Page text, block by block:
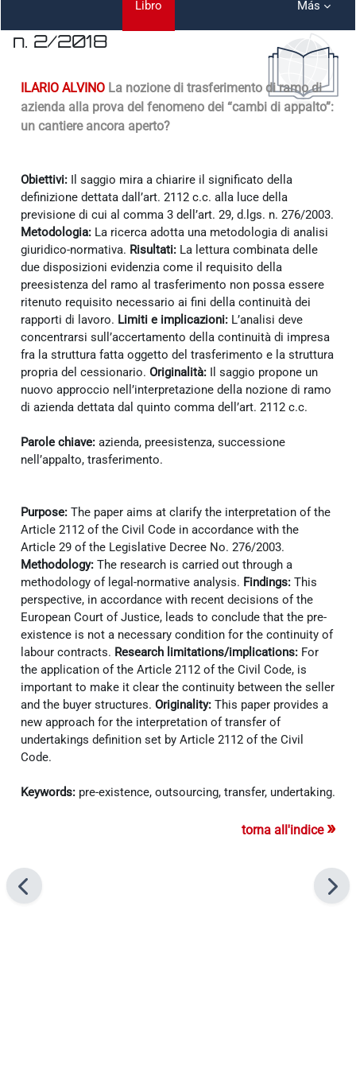
Libro Más
n. 2/2018
ILARIO ALVINO La nozione di trasferimento di ramo di
azienda alla prova del fenomeno dei “cambi di appalto”:
un cantiere ancora aperto?
Obiettivi: Il saggio mira a chiarire il significato della
definizione dettata dall’art. 2112 c.c. alla luce della
previsione di cui al comma 3 dell’art. 29, d.lgs. n. 276/2003.
Metodologia: La ricerca adotta una metodologia di analisi
giuridico-normativa. Risultati: La lettura combinata delle
due disposizioni evidenzia come il requisito della
preesistenza del ramo al trasferimento non possa essere
ritenuto requisito necessario ai fini della continuità dei
rapporti di lavoro. Limiti e implicazioni: L’analisi deve
concentrarsi sull’accertamento della continuità di impresa
fra la struttura fatta oggetto del trasferimento e la struttura
propria del cessionario. Originalità: Il saggio propone un
nuovo approccio nell’interpretazione della nozione di ramo
di azienda dettata dal quinto comma dell’art. 2112 c.c.
Parole chiave: azienda, preesistenza, successione
nell’appalto, trasferimento.
Purpose: The paper aims at clarify the interpretation of the
Article 2112 of the Civil Code in accordance with the
Article 29 of the Legislative Decree No. 276/2003.
Methodology: The research is carried out through a
methodology of legal-normative analysis. Findings: This
perspective, in accordance with recent decisions of the
European Court of Justice, leads to conclude that the pre-
existence is not a necessary condition for the continuity of
labour contracts. Research limitations/implications: For
the application of the Article 2112 of the Civil Code, is
important to make it clear the continuity between the seller
and the buyer structures. Originality: This paper provides a
new approach for the interpretation of transfer of
undertakings definition set by Article 2112 of the Civil
Code.
Keywords: pre-existence, outsourcing, transfer, undertaking.
torna all'indice »